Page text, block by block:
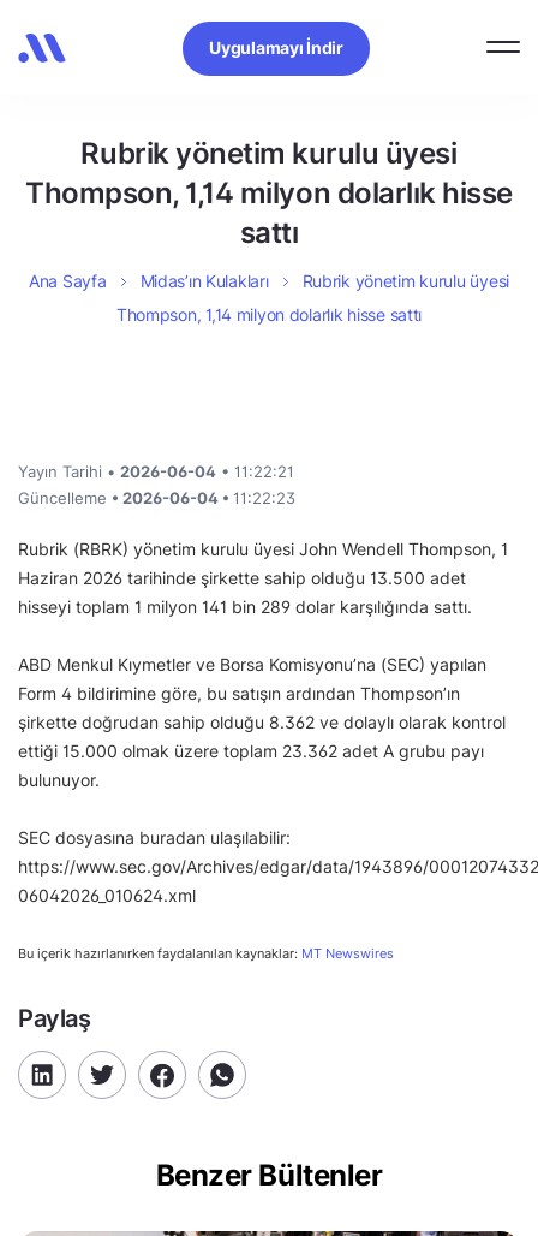
Uygulamayı İndir
Rubrik yönetim kurulu üyesi
Thompson, 1,14 milyon dolarlık hisse
sattı
Ana Sayfa Midas’ın Kulakları
Rubrik yönetim kurulu üyesi
Thompson, 1,14 milyon dolarlık hisse sattı
Yayın Tarihi • 2026-06-04 • 11:22:21
Güncelleme • 2026-06-04 • 11:22:23
Rubrik (RBRK) yönetim kurulu üyesi John Wendell Thompson, 1
Haziran 2026 tarihinde şirkette sahip olduğu 13.500 adet
hisseyi toplam 1 milyon 141 bin 289 dolar karşılığında sattı.
ABD Menkul Kıymetler ve Borsa Komisyonu’na (SEC) yapılan
Form 4 bildirimine göre, bu satışın ardından Thompson’ın
şirkette doğrudan sahip olduğu 8.362 ve dolaylı olarak kontrol
ettiği 15.000 olmak üzere toplam 23.362 adet A grubu payı
bulunuyor.
SEC dosyasına buradan ulaşılabilir:
https://www.sec.gov/Archives/edgar/data/1943896/
06042026_010624.xml
Bu içerik hazırlanırken faydalanılan kaynaklar: MT Newswires
Paylaş
Benzer Bültenler